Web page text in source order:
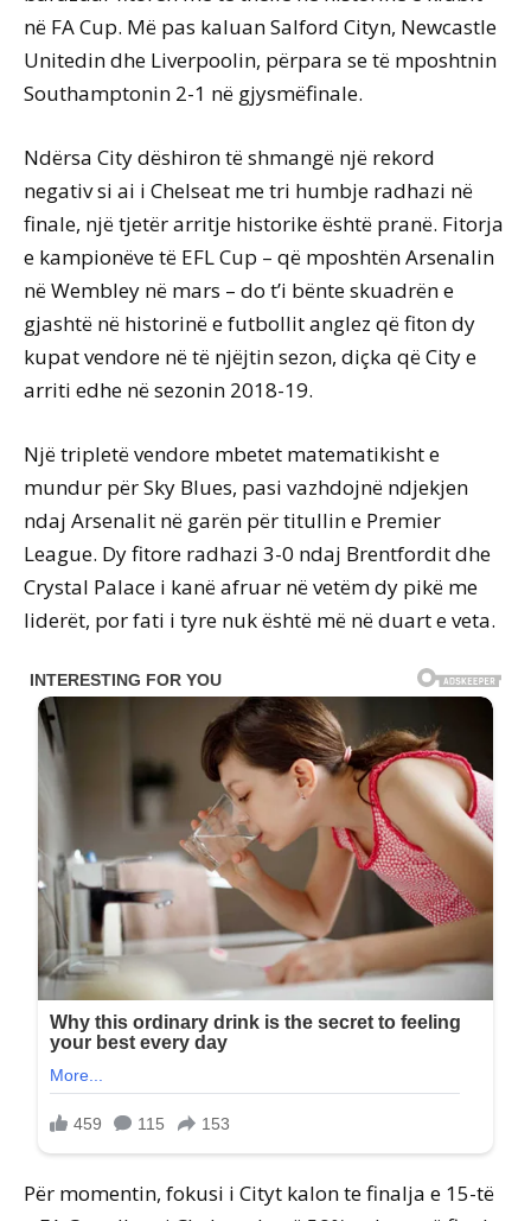
në FA Cup. Më pas kaluan Salford Cityn, Newcastle
Unitedin dhe Liverpoolin, përpara se të mposhtnin
Southamptonin 2-1 në gjysmëfinale.
Ndërsa City dëshiron të shmangë një rekord
negativ si ai i Chelseat me tri humbje radhazi në
finale, një tjetër arritje historike është pranë. Fitorja
e kampionëve të EFL Cup – që mposhtën Arsenalin
në Wembley në mars – do t’i bënte skuadrën e
gjashtë në historinë e futbollit anglez që fiton dy
kupat vendore në të njëjtin sezon, diçka që City e
arriti edhe në sezonin 2018-19.
Një tripletë vendore mbetet matematikisht e
mundur për Sky Blues, pasi vazhdojnë ndjekjen
ndaj Arsenalit në garën për titullin e Premier
League. Dy fitore radhazi 3-0 ndaj Brentfordit dhe
Crystal Palace i kanë afruar në vetëm dy pikë me
liderët, por fati i tyre nuk është më në duart e veta.
Për momentin, fokusi i Cityt kalon te finalja e 15-të